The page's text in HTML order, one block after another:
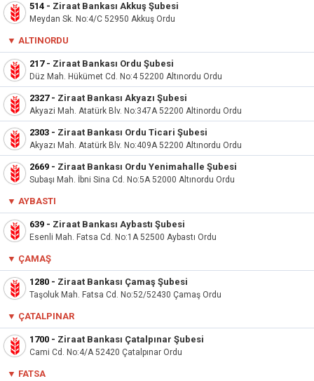
514 - Ziraat Bankası Akkuş Şubesi
Meydan Sk. No:4/C 52950 Akkuş Ordu
▼ ALTINORDU
217- Ziraat Bankası Ordu Şubesi
Düz Mah. Hükümet Cd. No:4 52200 Altınordu Ordu
2327- Ziraat Bankası Akyazı Şubesi
Akyazi Mah. Atatürk Blv. No:347A 52200 Altinordu Ordu
2303 - Ziraat Bankası Ordu Ticari Şubesi
Akyazı Mah. Atatürk Blv. No:409A 52200 Altınordu Ordu
2669 - Ziraat Bankası Ordu Yenimahalle Şubesi
Subaşı Mah. İbni Sina Cd. No:5A 52000 Altınordu Ordu
▼ AYBASTI
639 - Ziraat Bankası Aybastı Şubesi
Esenli Mah. Fatsa Cd. No:1A 52500 Aybastı Ordu
▼ ÇAMAŞ
1280 - Ziraat Bankası Çamaş Şubesi
Taşoluk Mah. Fatsa Cd. No:52/52430 Çamaş Ordu
▼ ÇATALPINAR
1700 - Ziraat Bankası Çatalpınar Şubesi
Cami Cd. No:4/A 52420 Çatalpınar Ordu
▼ FATSA